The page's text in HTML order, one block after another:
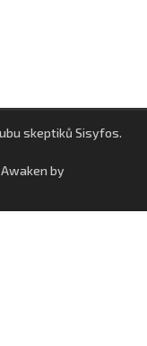
skeptiků Sisyfos.
by